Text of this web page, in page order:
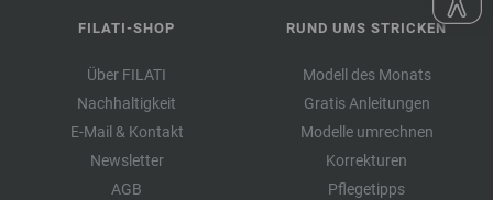
FILATI-SHOP
Über FILATI
Nachhaltigkeit
E-Mail & Kontakt
Newsletter
AGB
RUND UMS STRICKEN
Modell des Monats
Gratis Anleitungen
Modelle umrechnen
Korrekturen
Pflegetipps